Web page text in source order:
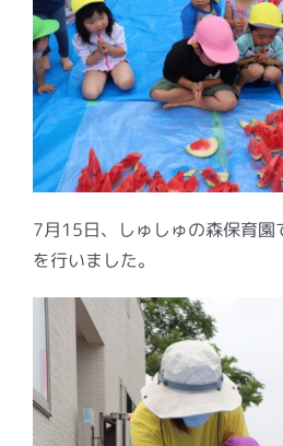
7月15日、しゅしゅの森保育園
を行いました。